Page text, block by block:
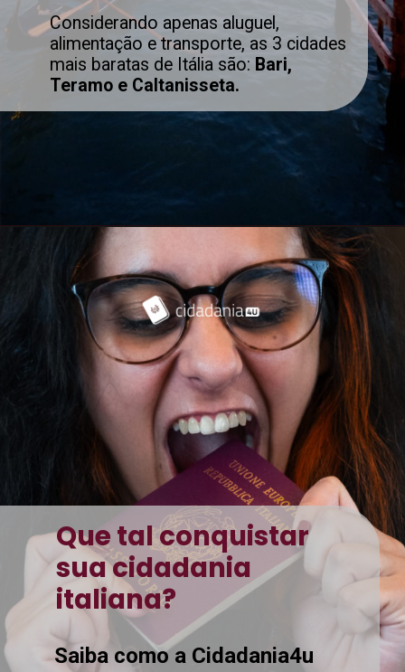
Considerando apenas aluguel,
alimentação e transporte, as 3 cidades
mais baratas de Itália são: Bari,
Teramo e Caltanisseta.
Que tal conquistar
sua cidadania
italiana?
Saiba como a Cidadania4u